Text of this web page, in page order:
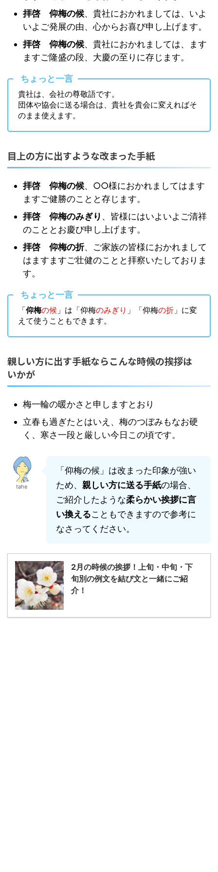
拝啓 仰梅の候、貴社におかれましては、いよ
いよご発展の由、心からお喜び申し上げます。
拝啓 仰梅の候、貴社におかれましては、ます
ますご隆盛の段、大慶の至りに存じます。
ちょっと一言
貴社は、会社の尊敬語です。
団体や協会に送る場合は、貴社を貴会に変えればそ
のまま使えます。
目上の方に出すような改まった手紙
拝啓 仰梅の候、○○様におかれましてはます
ますご健勝のことと存じます。
拝啓 仰梅のみぎり 、皆様にはいよいよご清祥
のこととお慶び申し上げます。
拝啓 仰梅の折、ご家族の皆様におかれまして
はますますご壮健のことと拝察いたしておりま
す。
ちょっと一言
「仰梅の候 」は「仰梅のみぎり 」「仰梅の折 」に変
えて使うこともできます。
親しい方に出す手紙ならこんな時候の挨拶は
いかが
梅一輪の暖かさと申しますとおり
立春も過ぎたとはいえ、梅のつぼみもなお硬
く、寒さ一段と厳しい今日この頃です。
tahe
「仰梅の候」は改まった印象が強い
ため、 親しい方に送る手紙の場合、
ご紹介したような柔らかい挨拶に言
い換えることもできますので参考に
なさってください。
2月の時候の挨拶！上旬・中旬・下
旬別の例文を結び文と一緒にご紹
介！